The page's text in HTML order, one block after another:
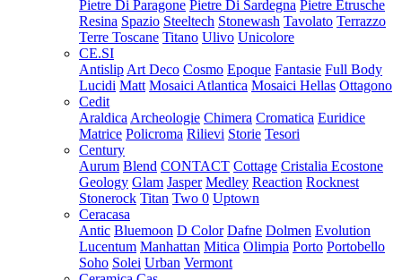
Pietre Di Paragone Pietre Di Sardegna Pietre Etrusche
Resina Spazio Steeltech Stonewash Tavolato Terrazzo
Terre Toscane Titano Ulivo Unicolore
CE.SI
Antislip Art Deco Cosmo Epoque Fantasie Full Body
Lucidi Matt Mosaici Atlantica Mosaici Hellas Ottagono
Cedit
Araldica Archeologie Chimera Cromatica Euridice
Matrice Policroma Rilievi Storie Tesori
Century
Aurum Blend CONTACT Cottage Cristalia Ecostone
Geology Glam Jasper Medley Reaction Rocknest
Stonerock Titan Two 0 Uptown
Ceracasa
Antic Bluemoon D Color Dafne Dolmen Evolution
Lucentum Manhattan Mitica Olimpia Porto Portobello
Soho Solei Urban Vermont